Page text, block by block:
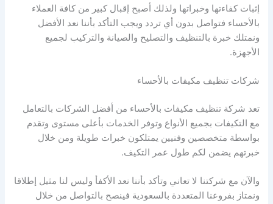
إثبات كفاءتها وخبراتها ولذلك أصبح إقبال كبير من كافة العملاء
بالأحساء فتواصل بدون أي تردد ويجب التأكد بأننا نعد الأفضل
ونمتلك خبرة بالتنظيف والتصليح والصيانة والتركيب لجميع
الأجهزة.
شركات تنظيف مكيفات بالأحساء
تعد شركة تنظيف مكيفات بالأحساء من أفضل الشركات بالتعامل
مع التكيفات بجميع الأنواع وتوفر الخدمات بأعلى مستوى وتقدم
بواسطة متخصصين وفنيين يمتلكون خبرات طويلة ومن خلال
خبرتهم يضمن لكم طول عمر التكيف.
والآن مع شركتنا لا تعاني وتأكد بأننا نعد الأكفأ وليس لنا مثيل إطلاقا
ونمتاز بفروعنا المتعددة بالسعودية فينصح بالتواصل من خلال